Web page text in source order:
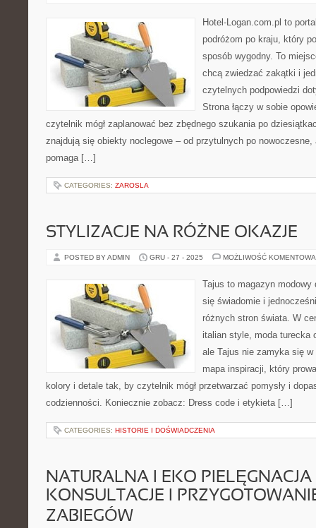
Hotel-Logan.com.pl to
podróżom po kraju, który
sposób wygodny. To
chcą zwiedzać zakątki i
czytelnych podpowiedzi
Strona łączy w sobie
czytelnik mógł zaplanować bez zbędnego szukania po
znajdują się obiekty noclegowe – od przytulnych po
pomaga […]
CATEGORIES: ZAROSLA
STYLIZACJE NA RÓŻNE OKAZJE
POSTED BY ADMIN GRU - 27 - 2025 MOŻLIWOŚĆ
Tajus to magazyn
się świadomie i
różnych stron świata. W
italian style, moda turecka
ale Tajus nie zamyka się
mapa inspiracji, który
kolory i detale tak, by czytelnik mógł przetwarzać pomysły i
codzienności. Koniecznie zobacz: Dress code i etykieta […]
CATEGORIES: HISTORIE I DOŚWIADCZENIA
NATURALNA I EKO PIELĘGNACJA
KONSULTACJE I
ZABIEGÓW